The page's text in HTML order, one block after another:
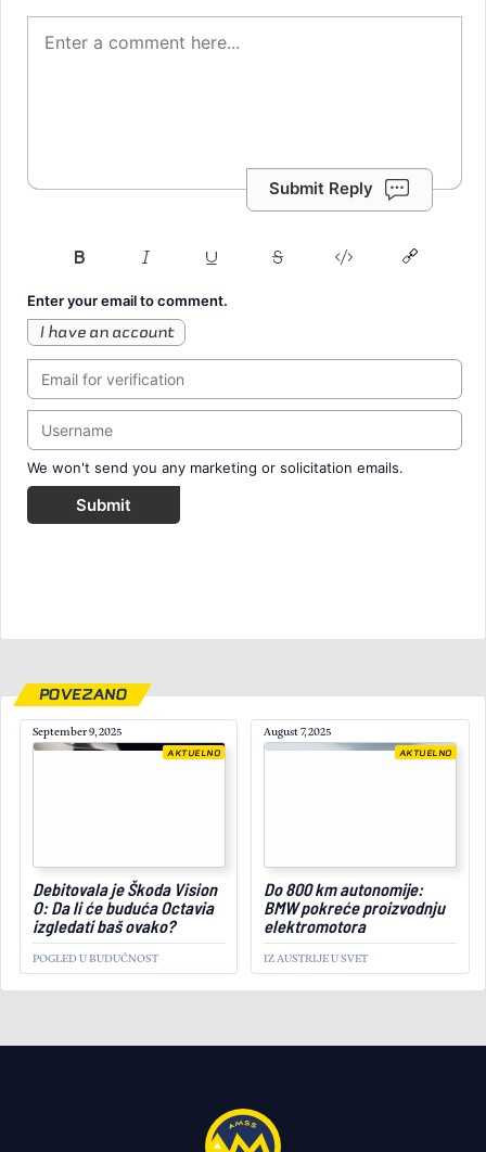
Submit Reply
Enter your email to comment.
I have an account
We won't send you any marketing or solicitation emails.
Submit
POVEZANO
September 9, 2025
Debitovala je Škoda Vision
O: Da li će buduća Octavia
izgledati baš ovako?
POGLED U BUDUĆNOST
AKTUELNO
August 7, 2025
Do 800 km autonomije:
BMW pokreće proizvodnju
elektromotora
IZ AUSTRIJE U SVET
AKTUELNO
July 17, 2025
Volvo će popularni SUV